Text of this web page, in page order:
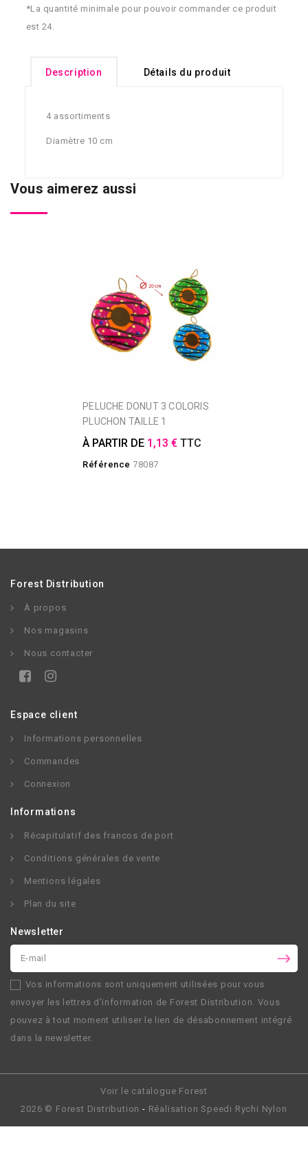
*La quantité minimale pour pouvoir commander ce produit
est 24.
Description Détails du produit
4 assortiments
Diamètre 10 cm
Vous aimerez aussi
PELUCHE DONUT 3 COLORIS
PLUCHON TAILLE 1
À PARTIR DE 1,13 € TTC
Référence 78087
Forest Distribution
À propos
Nos magasins
Nous contacter
Espace client
Informations personnelles
Commandes
Connexion
Informations
Récapitulatif des francos de port
Conditions générales de vente
Mentions légales
Plan du site
Newsletter
Vos informations sont uniquement utilisées pour vous
envoyer les lettres d’information de Forest Distribution . Vous
pouvez à tout moment utiliser le lien de désabonnement intégré
dans la newsletter.
Voir le catalogue Forest
2026 © Forest Distribution - RéalisationSpeedi Rychi Nylon